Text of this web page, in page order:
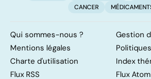
CANCER
Qui sommes-nous ?
Gestion
Mentions légales
Charte d'utilisation
Index
Flux RSS
Flux Atom